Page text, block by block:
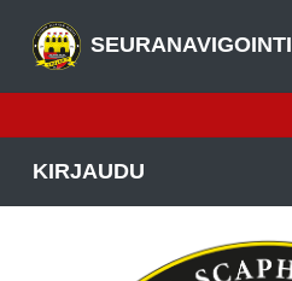
SEURANAVIGOINTI
KIRJAUDU